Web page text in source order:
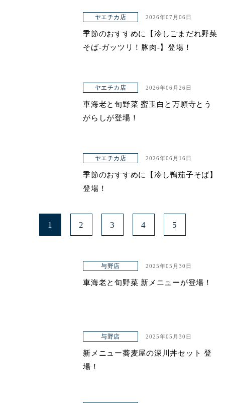
ヤエチカ店 2026年07月06日
季節のおすすめに【冷しごまだれ野菜
そば-ガッツリ！豚肉-】登場！
ヤエチカ店 2026年06月26日
車海老と旬野菜 蜜玉白と万願寺とう
がらしが登場！
ヤエチカ店 2026年06月16日
季節のおすすめに【冷し鴨茄子そば】
登場！
1 2 3 4 5
与野店 2025年05月30日
車海老と旬野菜 新メニューが登場！
与野店 2025年05月30日
新メニュー蕎麦屋の深川丼セット 登
場！